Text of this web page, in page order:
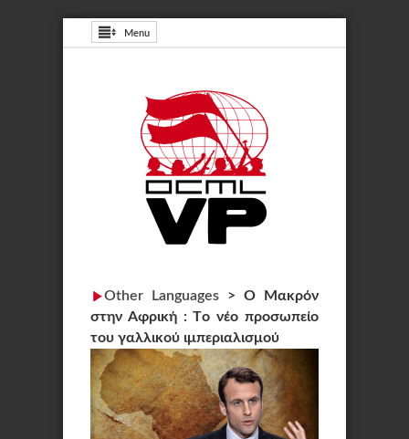
Menu
Other Languages > Ο Μακρόν
στην Αφρική : Tο νέο προσωπείο
του γαλλικού ιμπεριαλισμού